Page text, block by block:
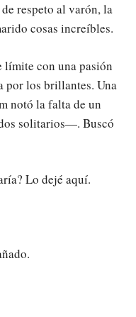
respeto al varón, la
cosas increíbles.
límite con una pasión
por los brillantes. Una
notó la falta de un
solitarios—. Buscó
Lo dejé aquí.